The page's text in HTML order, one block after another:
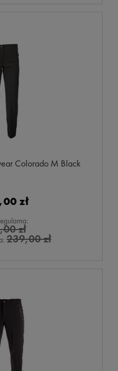
Colorado M Black
zł
zł
239,00 zł